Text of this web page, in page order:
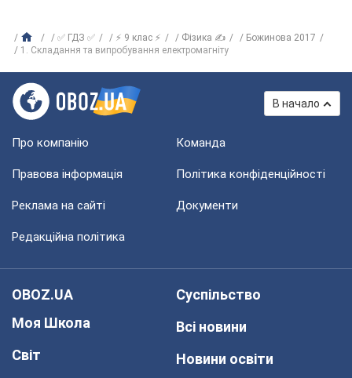
✅ ГДЗ ✅ ⚡ 9 клас ⚡ Фізика ✍
Божинова 2017
1. Складання та випробування електромагніту
В начало
Про компанію Команда
Правова інформація Політика конфіденційності
Реклама на сайті Документи
Редакційна політика
OBOZ.UA
Моя Школа
Світ
Суспільство
Всі новини
Новини освіти